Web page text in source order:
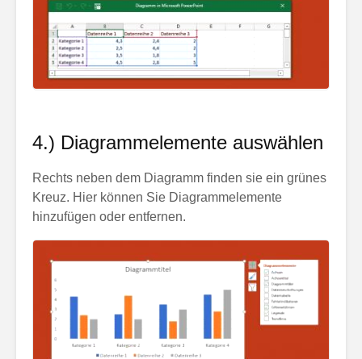
4.) Diagrammelemente auswählen
Rechts neben dem Diagramm finden sie ein grünes
Kreuz. Hier können Sie Diagrammelemente
hinzufügen oder entfernen.